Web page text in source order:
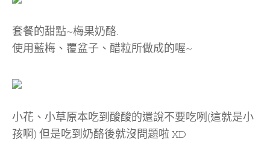
套餐的甜點~梅果奶酪.
使用藍梅、覆盆子、醋粒所做成的喔~
小花、小草原本吃到酸酸的還說不要吃咧(這就是小
孩啊) 但是吃到奶酪後就沒問題啦 XD